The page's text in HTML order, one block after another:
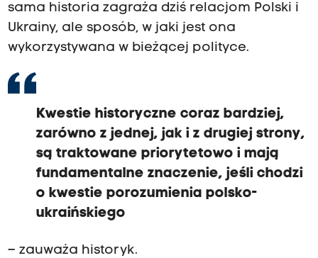
sama historia zagraża dziś relacjom Polski i
Ukrainy, ale sposób, w jaki jest ona
wykorzystywana w bieżącej polityce.
Kwestie historyczne coraz bardziej,
zarówno z jednej, jak i z drugiej strony,
są traktowane priorytetowo i mają
fundamentalne znaczenie, jeśli chodzi
o kwestie porozumienia polsko-
ukraińskiego
– zauważa historyk.